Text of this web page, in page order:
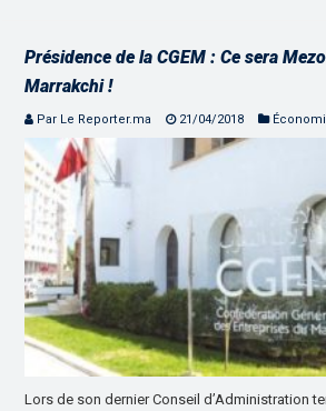
Présidence de la CGEM : Ce sera
Marrakchi !
Par Le Reporter.ma 21/04/2018
Lors de son dernier Conseil d’Administration